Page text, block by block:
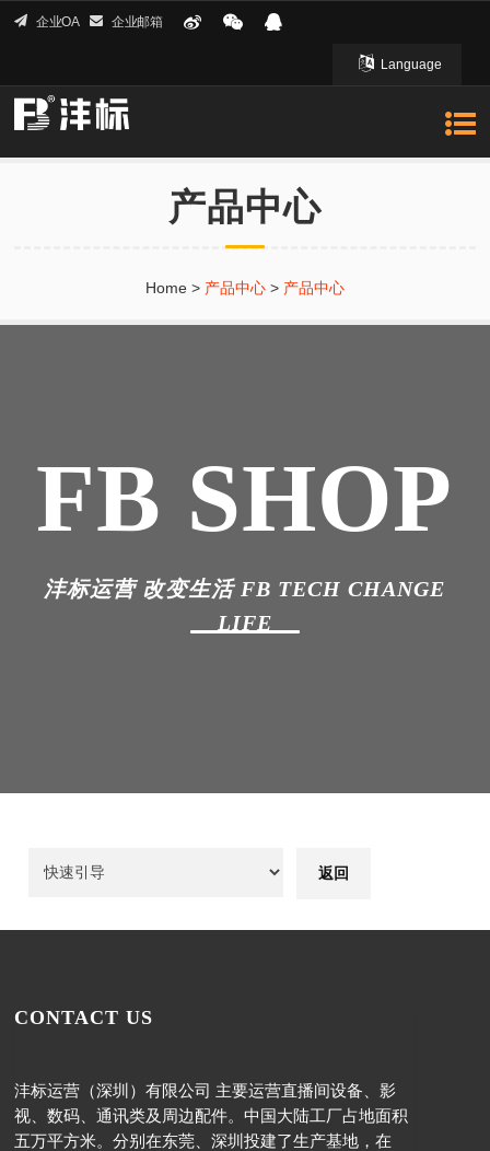
企业OA 企业邮箱
Language
English 英文
产品中心
Home> 产品中心> 产品中心
FB SHOP
沣标运营 改变生活 FB TECH CHANGE
LIFE
返回
CONTACT US
沣标运营（深圳）有限公司 主要运营直播间设备、影
视、数码、通讯类及周边配件。中国大陆工厂占地面积
五万平方米。分别在东莞、深圳投建了生产基地，在